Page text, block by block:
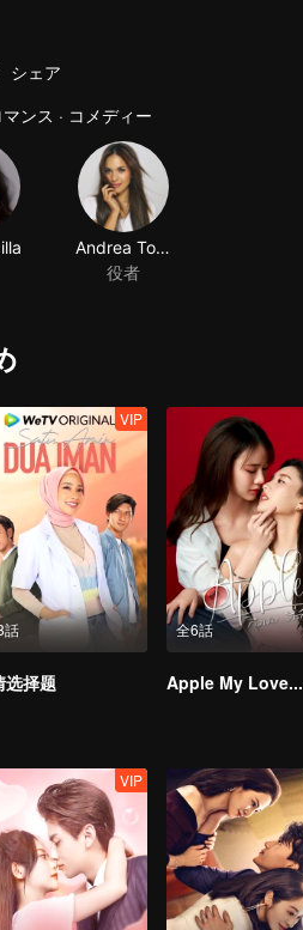
シェア
マンス · コメディー
Andrea Torres
役者
話
VIP
选择题
全6話
Apple My Love...
VIP